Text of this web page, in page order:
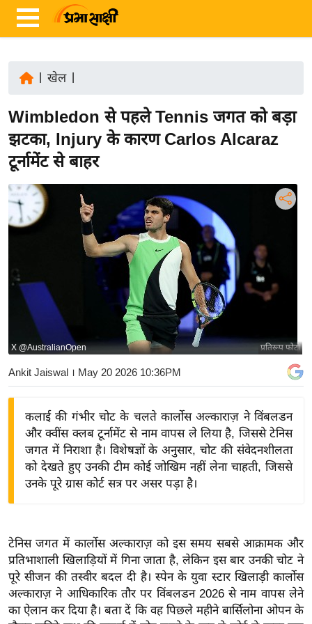
ज़ा
ख
ब
र
रा
ष्ट्री
त
र्रा
बि
ज़
ने
द्यो
वि
शे
ष
ज्ञ
रा
खेल|
Wimbledon से पहले Tennis जगत को बड़ा
झटका, Injury के कारण Carlos Alcaraz
टूर्नामेंट से बाहर
प्रतिरूप फोटो
X @AustralianOpen
Ankit Jaiswal । May 20 2026 10:36PM
कलाई की गंभीर चोट के चलते कार्लोस अल्काराज़ ने विंबलडन
और क्वींस क्लब टूर्नामेंट से नाम वापस ले लिया है, जिससे टेनिस
जगत में निराशा है। विशेषज्ञों के अनुसार, चोट की संवेदनशीलता
को देखते हुए उनकी टीम कोई जोखिम नहीं लेना चाहती, जिससे
उनके पूरे ग्रास कोर्ट सत्र पर असर पड़ा है।
टेनिस जगत में कार्लोस अल्काराज़ को इस समय सबसे आक्रामक और
प्रतिभाशाली खिलाड़ियों में गिना जाता है, लेकिन इस बार उनकी चोट ने
पूरे सीजन की तस्वीर बदल दी है। स्पेन के युवा स्टार खिलाड़ी कार्लोस
अल्काराज़ ने आधिकारिक तौर पर विंबलडन 2026 से नाम वापस लेने
का ऐलान कर दिया है। बता दें कि वह पिछले महीने बार्सिलोना ओपन के